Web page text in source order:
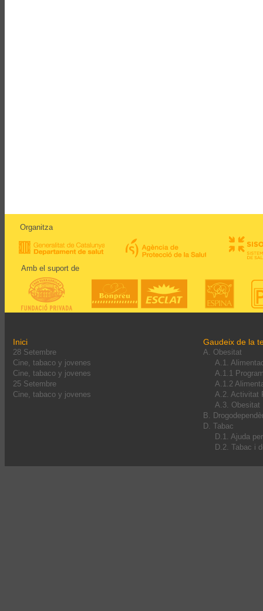
Organitza
Amb el suport de
Inici
28 Setembre
Cine, tabaco y jovenes
Cine, tabaco y jovenes
25 Setembre
Cine, tabaco y jovenes
Gaudeix de la
A. Obesitat
A.1.
A.1.1
A.1.2
A.2. Activitat
A.3. Obesitat
B.
D. Tabac
D.1. Ajuda
D.2. Tabac i